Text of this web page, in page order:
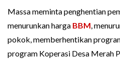
Massa meminta penghentian
menurunkan harga BBM,
pokok, memberhentikan
program Koperasi Desa Merah